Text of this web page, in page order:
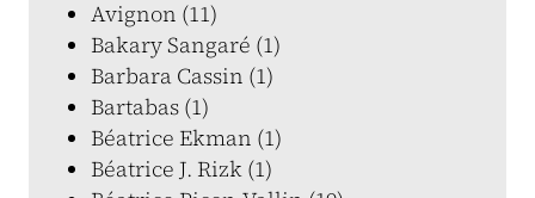
Avignon (11)
Bakary Sangaré (1)
Barbara Cassin (1)
Bartabas (1)
Béatrice Ekman (1)
Béatrice J. Rizk (1)